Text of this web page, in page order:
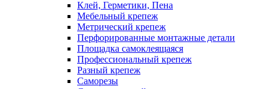
Клей, Герметики, Пена
Мебельный крепеж
Метрический крепеж
Перфорированные монтажные детали
Площадка самоклеящаяся
Профессиональный крепеж
Разный крепеж
Саморезы